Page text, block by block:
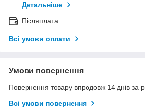
Детальніше
Післяплата
Всі умови оплати
Умови повернення
Повернення товару впродовж 14 днів за
Всі умови повернення